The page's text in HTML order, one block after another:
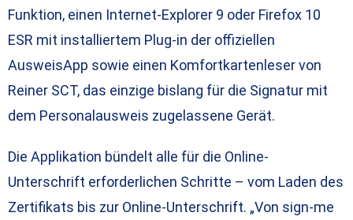
Funktion, einen Internet-Explorer 9 oder Firefox 10
ESR mit installiertem Plug-in der offiziellen
AusweisApp sowie einen Komfortkartenleser von
Reiner SCT, das einzige bislang für die Signatur mit
dem Personalausweis zugelassene Gerät.
Die Applikation bündelt alle für die Online-
Unterschrift erforderlichen Schritte – vom Laden des
Zertifikats bis zur Online-Unterschrift. „Von sign-me